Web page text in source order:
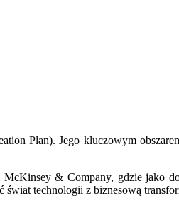
Plan). Jego kluczowym
& Company, gdzie jako
świat technologii z biznesową